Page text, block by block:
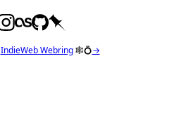
IndieWeb Webring🕸💍→